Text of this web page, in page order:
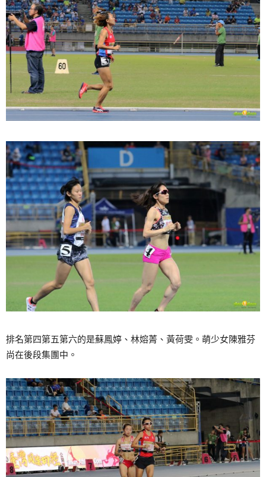
排名第四第五第六的是蘇鳳婷、林嫆菁、黃荷雯。萌少女陳雅芬
尚在後段集團中。